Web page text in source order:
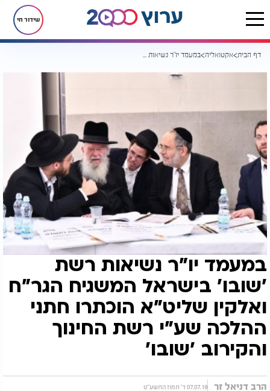
שידור חי
דף הבית אקטואליה במעמד יו"ר נשיאות רשת 'שובו' בישראל המשגיח הגר"ח ואלקין שליט"א הוכתרו חתני ההלכה שע"י רשת החינוך והקירוב 'שובו'
במעמד יו"ר נשיאות רשת
'שובו' בישראל המשגיח הגר"ח
ואלקין שליט"א הוכתרו חתני
ההלכה שע"י רשת החינוך
והקירוב 'שובו'
הרב דניאל זר 07.07.19 ד' תמוז התשע"ט